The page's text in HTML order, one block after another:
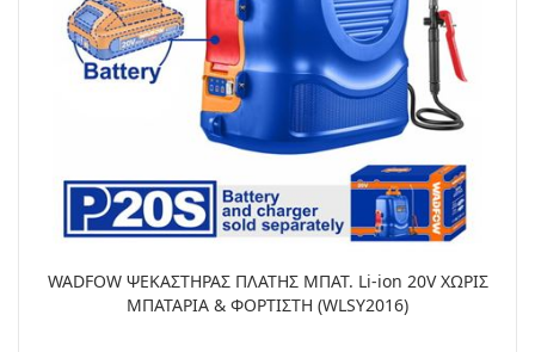
WADFOW ΨΕΚΑΣΤΗΡΑΣ ΠΛΑΤΗΣ ΜΠΑΤ. Li-ion 20V ΧΩΡΙΣ
ΜΠΑΤΑΡΙΑ & ΦΟΡΤΙΣΤΗ (WLSY2016)